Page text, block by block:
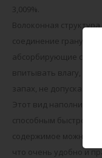
3,009%.
Волоконная
соединение гранул.
абсорбирующие
впитывать влагу,
запах, не допуская
Этот вид
способным быстро
содержимое можно
что очень удобно и